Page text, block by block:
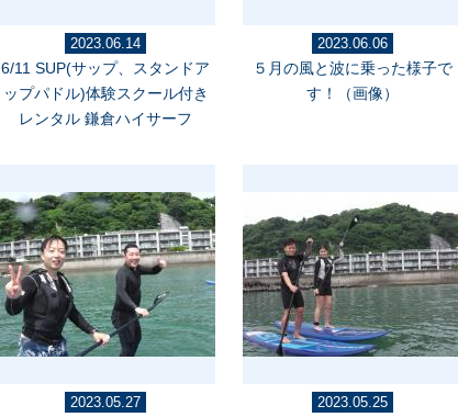
2023.06.14
6/11 SUP(サップ、スタンドア
ップパドル)体験スクール付き
レンタル 鎌倉ハイサーフ
2023.06.06
５月の風と波に乗った様子で
す！（画像）
2023.05.27 2023.05.25